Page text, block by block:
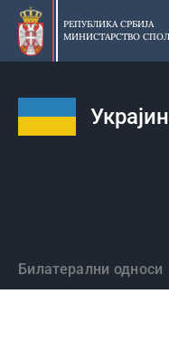
Прескочи
главни
део
РЕПУБЛИКА СРБИЈА
МИНИСТАРСТВО
Државе
Билатерални односи